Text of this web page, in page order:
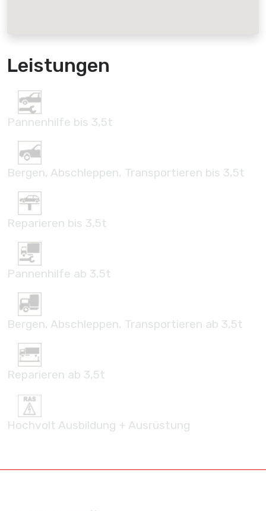
Leistungen
Pannenhilfe bis 3,5t
Bergen, Abschleppen, Transportieren bis 3,5t
Reparieren bis 3,5t
Pannenhilfe ab 3,5t
Bergen, Abschleppen, Transportieren ab 3,5t
Reparieren ab 3,5t
Hochvolt Ausbildung + Ausrüstung